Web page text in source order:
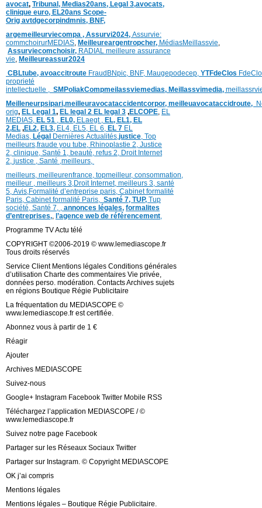
avocat, Tribunal, Medias20ans, Legal 3,avocats,
clinique euro, EL20ans Scope-
Orig avtdgecorpindmnis, BNF,
argemeilleurviecompa , Assurvi2024, Assurvie:
commchoirurMEDIAS, Meilleureargentropcher, MédiasMeillassvie,
Assurviecomchoisir, RADIAL meilleure assurance
vie, Meilleureassur2024
CBLtube, avoaccitroute FraudBNpic, BNF, Maugepodecep, YTFdeClos
proprieté
intellectuelle , SMPoliakCompmeilassviemedias, Meillassvimedia,
Meilleneurpsipari,meilleuravocataccidentcorpor, meilleuavocataccidroute,
orig, EL Legal 1, EL legal 2 EL legal 3 ,ELCOPE, EL
MEDIAS, EL 51 , EL0, ELaegt , EL, EL1, EL
2,EL ,EL2, EL3, EL4, EL5, EL 6, EL 7 EL
Medias, Légal Dernières Actualités,justice, Top
meilleurs,fraude you tube, Rhinoplastie 2, Justice
2, clinique, Santé 1, beauté, refus 2, Droit Internet
2, justice , Santé ,meilleurs,
meilleurs, meilleurenfrance, topmeilleur, consommation,
meilleur , meilleurs 3,Droit Internet, meilleurs 3, santé
5, Avis,Formalité d’entreprise paris, Cabinet formalité
Paris, Cabinet formalité Paris, Santé 7, TUP, Tup
société, Santé 7, , annonces légales, formalites
d’entreprises,, l’agence web de référencement,
Programme TV Actu télé
COPYRIGHT ©2006-2019 © www.lemediascope.fr
Tous droits réservés
Service Client Mentions légales Conditions générales
d’utilisation Charte des commentaires Vie privée,
données perso. modération. Contacts Archives sujets
en régions Boutique Régie Publicitaire
La fréquentation du MEDIASCOPE ©
www.lemediascope.fr est certifiée.
Abonnez vous à partir de 1 €
Réagir
Ajouter
Archives MEDIASCOPE
Suivez-nous
Google+ Instagram Facebook Twitter Mobile RSS
Téléchargez l’application MEDIASCOPE / ©
www.lemediascope.fr
Suivez notre page Facebook
Partager sur les Réseaux Sociaux Twitter
Partager sur Instagram. © Copyright MEDIASCOPE
OK j’ai compris
Mentions légales
Mentions légales – Boutique Régie Publicitaire.